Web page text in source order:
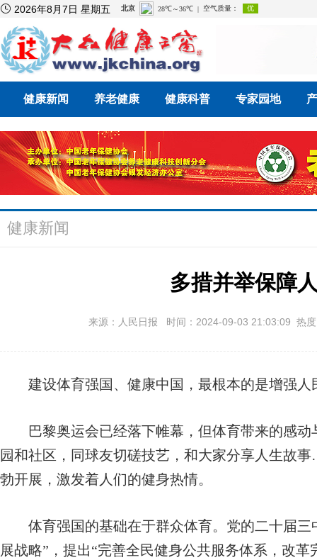
 2026年8月7日 星期五
健康新闻 养老健康 健康科普 专家园地
健康新闻
多措并举保障
来源：人民日报 时间：2024-09-03 21:03:09 热
建设体育强国、健康中国，最根本的是增强人
巴黎奥运会已经落下帷幕，但体育带来的感动
园和社区，同球友切磋技艺，和大家分享人生故
勃开展，激发着人们的健身热情。
体育强国的基础在于群众体育。党的二十届三
展战略”，提出“完善全民健身公共服务体系，改